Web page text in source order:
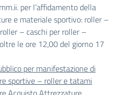
per l’affidamento della
e materiale sportivo: roller –
– caschi per roller –
le ore 12,00 del giorno 17
per manifestazione di
sportive – roller e tatami